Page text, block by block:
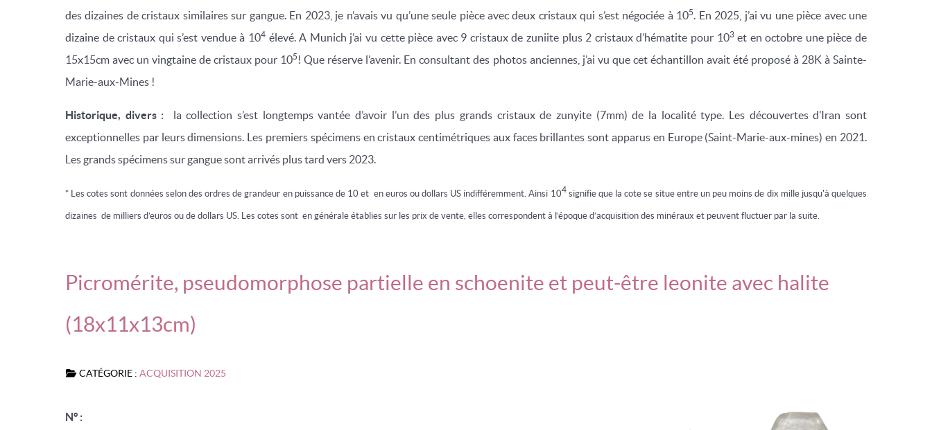
des dizaines de cristaux similaires sur gangue. En 2023, je n’avais vu qu’une seule pièce avec deux cristaux qui s’est négociée à 105. En 2025, j’ai vu une pièce avec une
dizaine de cristaux qui s’est vendue à 104 élevé. A Munich j’ai vu cette pièce avec 9 cristaux de zuniite plus 2 cristaux d’hématite pour 103et en octobre une pièce de
15x15cm avec un vingtaine de cristaux pour 105 ! Que réserve l’avenir. En consultant des photos anciennes, j’ai vu que cet échantillon avait été proposé à 28K à Sainte-
Marie-aux-Mines !
Historique, divers : la collection s’est longtemps vantée d’avoir l’un des plus grands cristaux de zunyite (7mm) de la localité type. Les découvertes d’Iran sont
exceptionnelles par leurs dimensions. Les premiers spécimens en cristaux centimétriques aux faces brillantes sont apparus en Europe (Saint-Marie-aux-mines) en 2021.
Les grands spécimens sur gangue sont arrivés plus tard vers 2023.
* Les cotes sont données selon des ordres de grandeur en puissance de 10 et en euros ou dollars US indifféremment. Ainsi 104signifie que la cote se situe entre un peu moins de dix mille jusqu'à quelques
dizaines de milliers d’euros ou de dollars US. Les cotes sont en générale établies sur les prix de vente, elles correspondent à l’époque d’acquisition des minéraux et peuvent fluctuer par la suite.
Picromérite, pseudomorphose partielle en schoenite et peut-être leonite avec halite
(18x11x13cm)
CATÉGORIE : ACQUISITION 2025
N° :